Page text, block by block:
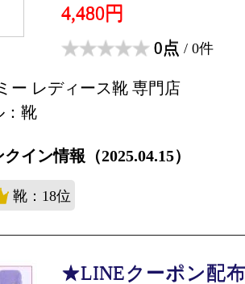
4,480円
0点 / 0件
ー レディース靴 専門店
：靴
イン情報（2025.04.15）
靴：18位
★LINEクーポン配